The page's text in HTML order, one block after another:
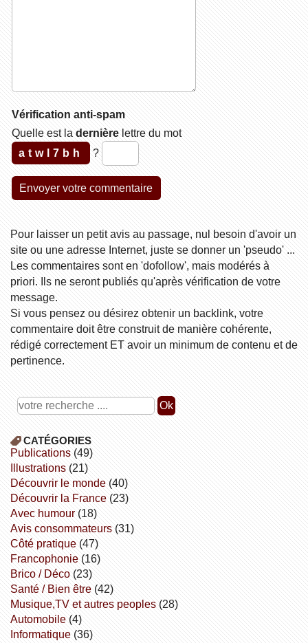
Vérification anti-spam
Quelle est la dernièrelettre du mot
atwl7bh
?
Pour laisser un petit avis au passage, nul besoin d'avoir un
site ou une adresse Internet, juste se donner un 'pseudo' ...
Les commentaires sont en 'dofollow', mais modérés à
priori. Ils ne seront publiés qu'après vérification de votre
message.
Si vous pensez ou désirez obtenir un backlink, votre
commentaire doit être construit de manière cohérente,
rédigé correctement ET avoir un minimum de contenu et de
pertinence.
CATÉGORIES
publications(49)
illustrations(21)
découvrir le monde(40)
découvrir la France(23)
avec humour(18)
avis consommateurs(31)
côté pratique(47)
Francophonie(16)
Brico / Déco(23)
Santé / Bien être(42)
Musique,TV et autres peoples(28)
Automobile(4)
informatique(36)